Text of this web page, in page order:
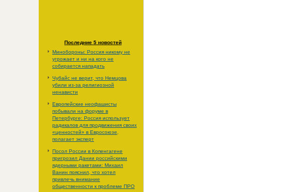
Последние 5 новостей
Минобороны: Россия никому не
угрожает и ни на кого не
собирается нападать
Чубайс не верит, что Немцова
убили из-за религиозной
ненависти
Европейские неофашисты
побывали на форуме в
Петербурге: Россия использует
радикалов для продвижения своих
«ценностей» в Евросоюзе,
полагает эксперт
Посол России в Копенгагене
пригрозил Дании российскими
ядерными ракетами: Михаил
Ванин пояснил, что хотел
привлечь внимание
общественности к проблеме ПРО